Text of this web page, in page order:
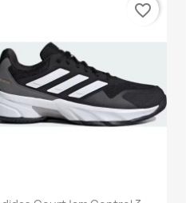
favorite_border